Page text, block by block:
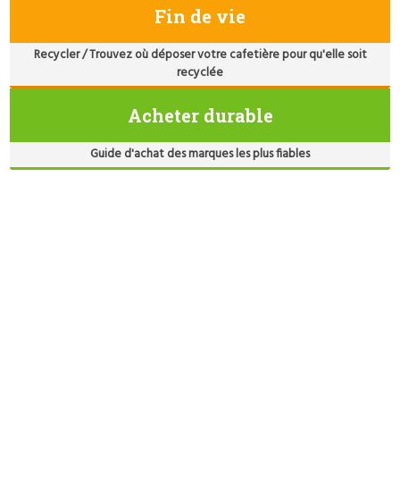
Fin de vie
Recycler / Trouvez où déposer votre cafetière pour qu'elle soit
recyclée
Acheter durable
Guide d'achat des marques les plus fiables